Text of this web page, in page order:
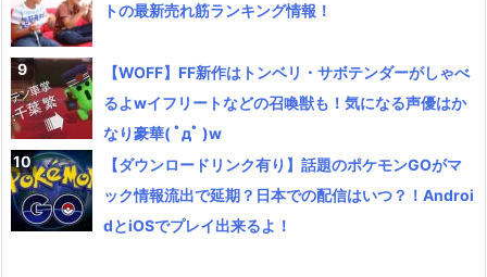
トの最新売れ筋ランキング情報！
【WOFF】FF新作はトンベリ・サボテンダーがしゃべ
るよwイフリートなどの召喚獣も！気になる声優はか
なり豪華( ﾟдﾟ )w
【ダウンロードリンク有り】話題のポケモンGOがマ
ック情報流出で延期？日本での配信はいつ？！Androi
dとiOSでプレイ出来るよ！